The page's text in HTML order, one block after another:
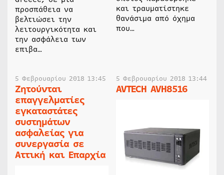
προσπάθεια να
βελτιώσει την
λειτουργικότητα και
την ασφάλεια των
επιβα…
και τραυματίστηκε
θανάσιμα από όχημα
που…
5 Φεβρουαρίου 2018 13:45
Ζητούνται
επαγγελματίες
εγκαταστάτες
συστημάτων
ασφαλείας για
συνεργασία σε
Αττική και Επαρχία
5 Φεβρουαρίου 2018 13:44
AVTECH AVH8516